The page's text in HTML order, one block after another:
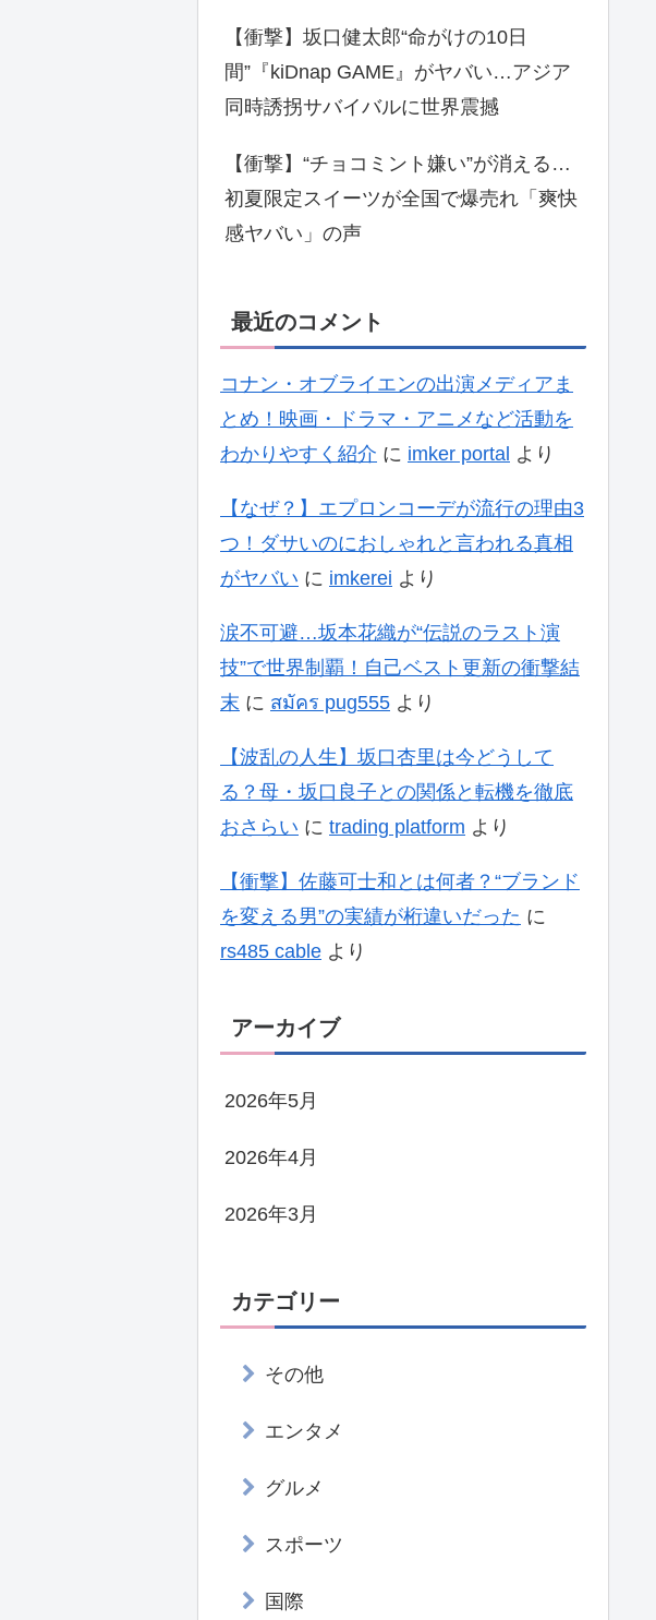
【衝撃】坂口健太郎“命がけの10日
間”『kiDnap GAME』がヤバい…アジア
同時誘拐サバイバルに世界震撼
【衝撃】“チョコミント嫌い”が消える…
初夏限定スイーツが全国で爆売れ「爽快
感ヤバい」の声
最近のコメント
コナン・オブライエンの出演メディアま
とめ！映画・ドラマ・アニメなど活動を
わかりやすく紹介 に imker portal より
【なぜ？】エプロンコーデが流行の理由3
つ！ダサいのにおしゃれと言われる真相
がヤバい に imkerei より
涙不可避…坂本花織が“伝説のラスト演
技”で世界制覇！自己ベスト更新の衝撃結
末 に สมัคร pug555 より
【波乱の人生】坂口杏里は今どうして
る？母・坂口良子との関係と転機を徹底
おさらい に trading platform より
【衝撃】佐藤可士和とは何者？“ブランド
を変える男”の実績が桁違いだった に
rs485 cable より
アーカイブ
2026年5月
2026年4月
2026年3月
カテゴリー
その他
エンタメ
グルメ
スポーツ
国際